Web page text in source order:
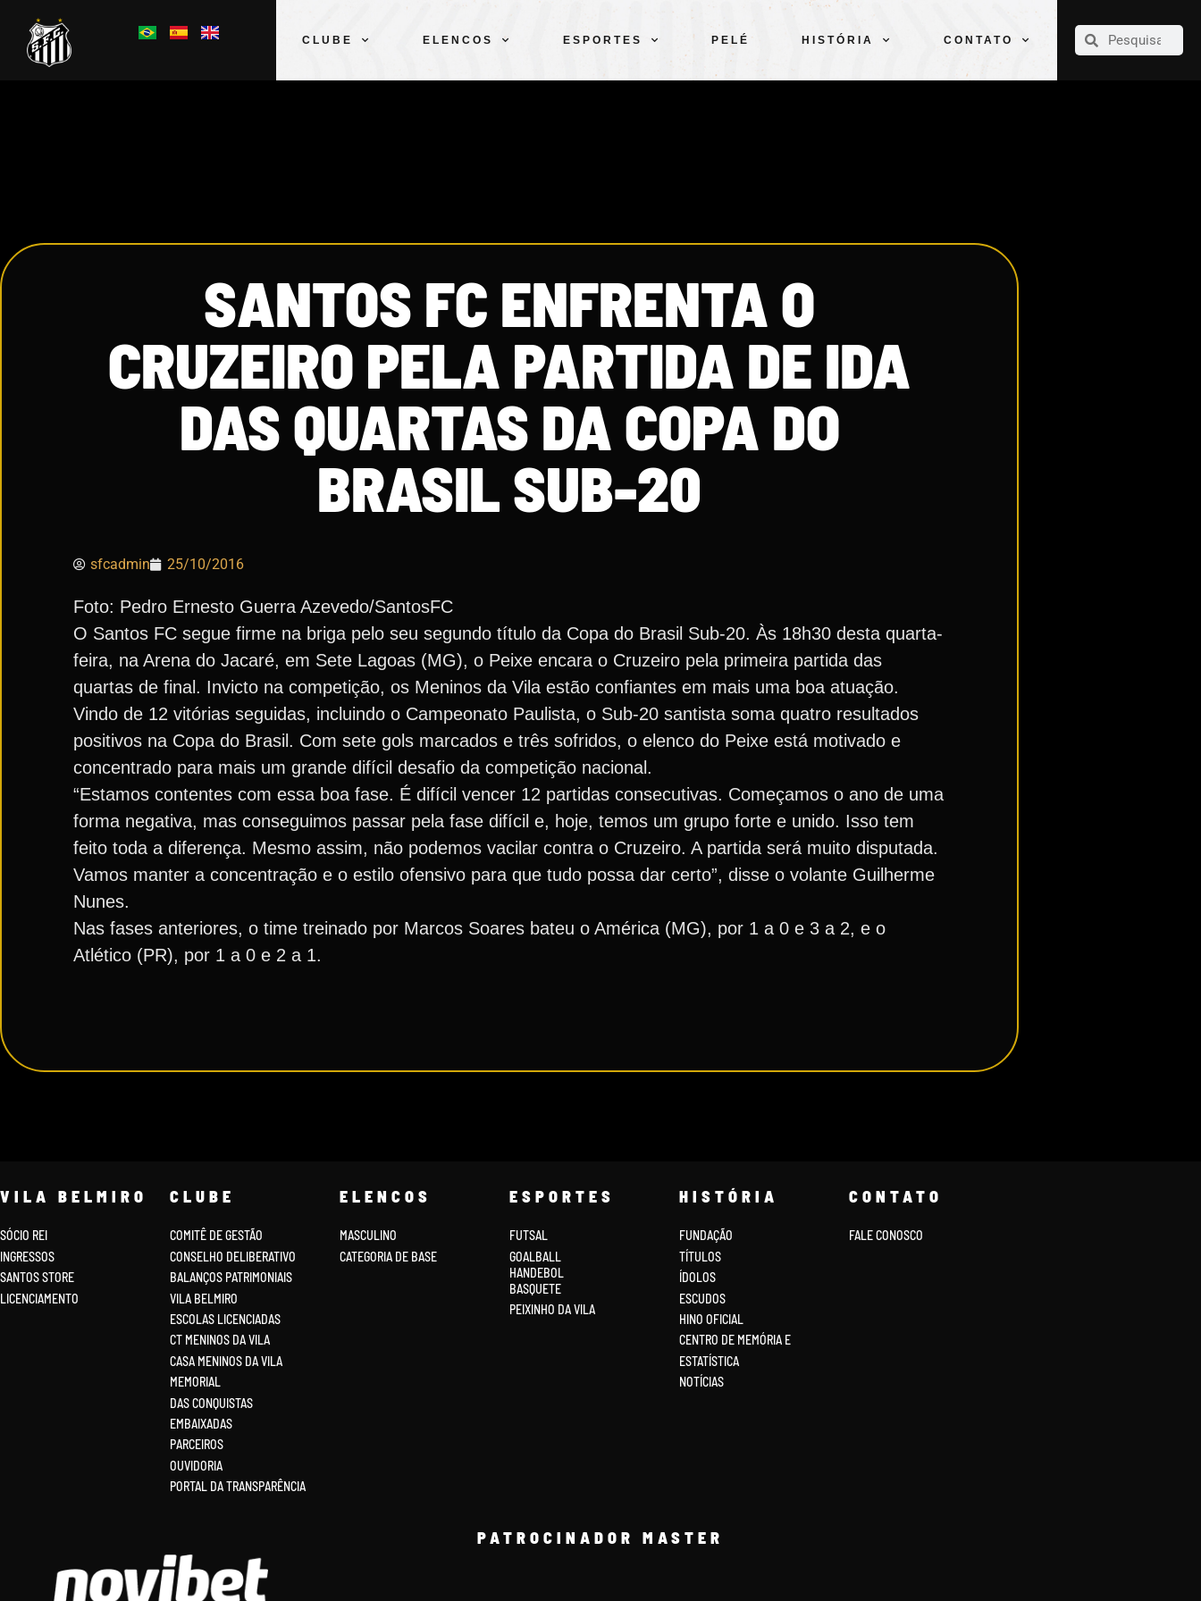
CLUBE ELENCOS ESPORTES PELÉ HISTÓRIA CONTATO
CLUBE
SANTOS FC ENFRENTA O
CRUZEIRO PELA PARTIDA DE IDA
DAS QUARTAS DA COPA DO
BRASIL SUB-20
sfcadmin 25/10/2016
Foto: Pedro Ernesto Guerra Azevedo/SantosFC
O Santos FC segue firme na briga pelo seu segundo título da Copa do Brasil Sub-20. Às 18h30 desta quarta-
feira, na Arena do Jacaré, em Sete Lagoas (MG), o Peixe encara o Cruzeiro pela primeira partida das
quartas de final. Invicto na competição, os Meninos da Vila estão confiantes em mais uma boa atuação.
Vindo de 12 vitórias seguidas, incluindo o Campeonato Paulista, o Sub-20 santista soma quatro resultados
positivos na Copa do Brasil. Com sete gols marcados e três sofridos, o elenco do Peixe está motivado e
concentrado para mais um grande difícil desafio da competição nacional.
“Estamos contentes com essa boa fase. É difícil vencer 12 partidas consecutivas. Começamos o ano de uma
forma negativa, mas conseguimos passar pela fase difícil e, hoje, temos um grupo forte e unido. Isso tem
feito toda a diferença. Mesmo assim, não podemos vacilar contra o Cruzeiro. A partida será muito disputada.
Vamos manter a concentração e o estilo ofensivo para que tudo possa dar certo”, disse o volante Guilherme
Nunes.
Nas fases anteriores, o time treinado por Marcos Soares bateu o América (MG), por 1 a 0 e 3 a 2, e o
Atlético (PR), por 1 a 0 e 2 a 1.
VILA BELMIRO
SÓCIO REI
INGRESSOS
SANTOS STORE
LICENCIAMENTO
CLUBE
COMITÊ DE GESTÃO
CONSELHO DELIBERATIVO
BALANÇOS PATRIMONIAIS
VILA BELMIRO
ESCOLAS LICENCIADAS
CT MENINOS DA VILA
CASA MENINOS DA VILA
MEMORIAL
DAS CONQUISTAS
EMBAIXADAS
PARCEIROS
OUVIDORIA
PORTAL DA TRANSPARÊNCIA
ELENCOS
MASCULINO
CATEGORIA DE BASE
ESPORTES
FUTSAL
GOALBALL
HANDEBOL
BASQUETE
PEIXINHO DA VILA
HISTÓRIA
FUNDAÇÃO
TÍTULOS
ÍDOLOS
ESCUDOS
HINO OFICIAL
CENTRO DE MEMÓRIA E
ESTATÍSTICA
NOTÍCIAS
CONTATO
FALE CONOSCO
PATROCINADOR MASTER